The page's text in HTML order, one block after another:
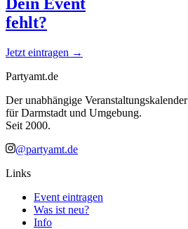
fehlt?
Jetzt eintragen →
Partyamt.de
Der unabhängige Veranstaltungskalender
für Darmstadt und Umgebung.
Seit 2000.
@partyamt.de
Links
Event eintragen
Was ist neu?
Info